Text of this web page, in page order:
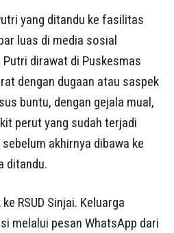
yang ditandu ke fasilitas
luas di media sosial
dirawat di Puskesmas
dengan dugaan atau saspek
buntu, dengan gejala mual,
perut yang sudah terjadi
akhirnya dibawa ke
ditandu.
RSUD Sinjai. Keluarga
melalui pesan WhatsApp dari